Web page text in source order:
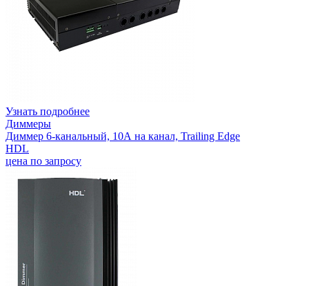
Узнать подробнее
Диммеры
Диммер 6-канальный, 10А на канал, Trailing Edge
HDL
цена по запросу